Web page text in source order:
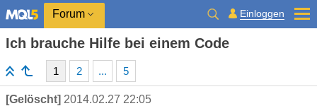
Forum Einloggen
Ich brauche Hilfe bei einem Code
1 2 ... 5
[Gelöscht] 2014.02.27 22:05